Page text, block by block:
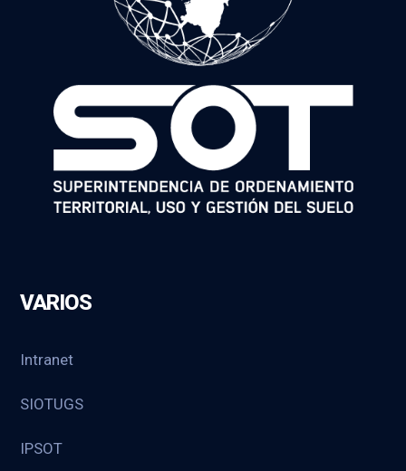
VARIOS
Intranet
SIOTUGS
IPSOT